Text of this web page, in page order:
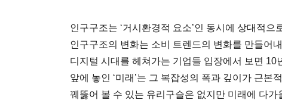
인구구조는 ‘거시환경적 요소’인 동시에 상대적
인구구조의 변화는 소비 트렌드의 변화를 만들어
디지털 시대를 헤쳐가는 기업들 입장에서 보면 10
앞에 놓인 ‘미래’는 그 복잡성의 폭과 깊이가 근본
꿰뚫어 볼 수 있는 유리구슬은 없지만 미래에 다가